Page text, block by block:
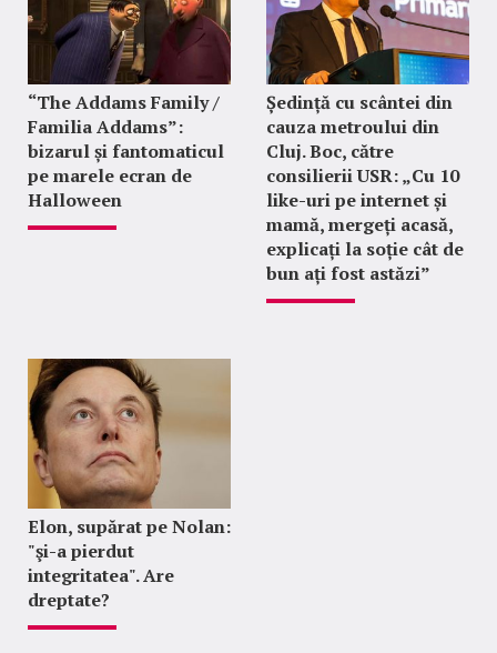
“The Addams Family /
Familia Addams”:
bizarul și fantomaticul
pe marele ecran de
Halloween
Ședință cu scântei din
cauza metroului din
Cluj. Boc, către
consilierii USR: „Cu 10
like-uri pe internet și
mamă, mergeți acasă,
explicați la soție cât de
bun ați fost astăzi”
Elon, supărat pe Nolan:
"şi-a pierdut
integritatea". Are
dreptate?